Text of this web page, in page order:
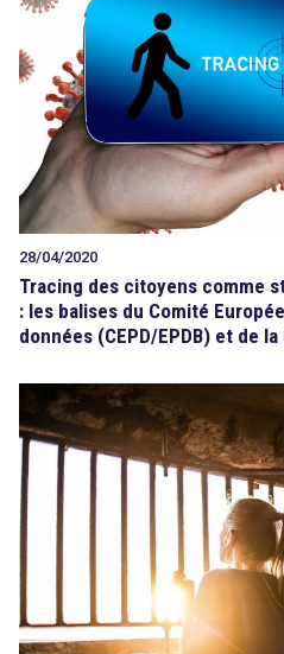
Tout sur le droit
Rechercher
28/04/2020
Tracing des citoyens comme
: les balises du Comité
données (CEPD/EPDB) et de la